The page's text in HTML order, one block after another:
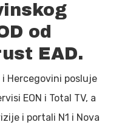
od
EAD.
Hercegovini posluje
EON i Total TV, a
i portali N1 i Nova